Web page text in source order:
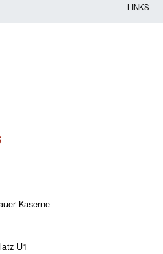
LINKS
Kaserne
U1